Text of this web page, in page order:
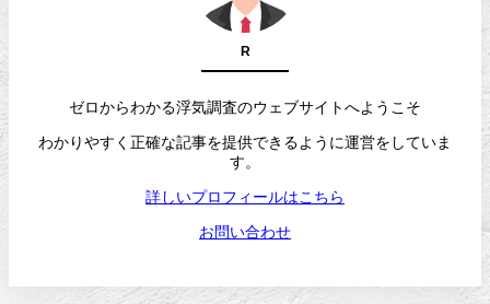
R
ゼロからわかる浮気調査のウェブサイトへようこそ
わかりやすく正確な記事を提供できるように運営をしていま
す。
詳しいプロフィールはこちら
お問い合わせ